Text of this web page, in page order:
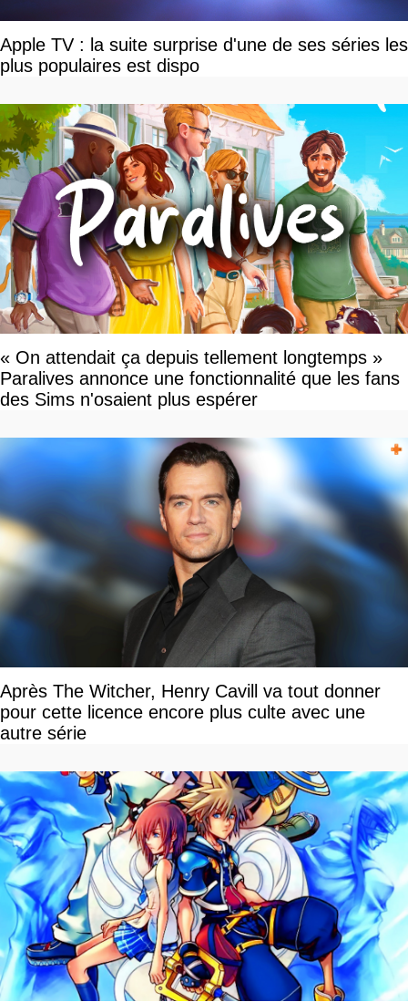
Apple TV : la suite surprise d'une de ses séries les
plus populaires est dispo
« On attendait ça depuis tellement longtemps »
Paralives annonce une fonctionnalité que les fans
des Sims n'osaient plus espérer
Après The Witcher, Henry Cavill va tout donner
pour cette licence encore plus culte avec une
autre série